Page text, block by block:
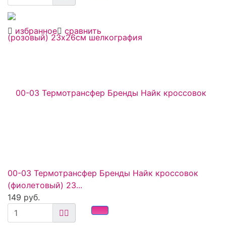
избранное сравнить
00-03 Термотрансфер Бренды Найк кроссовок
(фиолетовый) 23...
149 руб.